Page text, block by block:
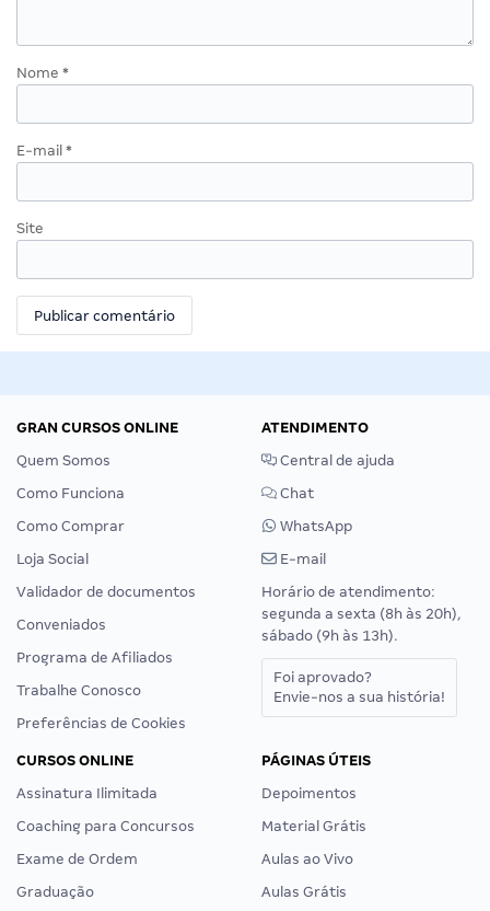
Nome *
E-mail *
Site
GRAN CURSOS ONLINE
Quem Somos
Como Funciona
Como Comprar
Loja Social
Validador de documentos
Conveniados
Programa de Afiliados
Trabalhe Conosco
Preferências de Cookies
ATENDIMENTO
Central de ajuda
Chat
WhatsApp
E-mail
Horário de atendimento:
segunda a sexta (8h às 20h),
sábado (9h às 13h).
Foi aprovado?
Envie-nos a sua história!
CURSOS ONLINE
Assinatura Ilimitada
Coaching para Concursos
Exame de Ordem
Graduação
PÁGINAS ÚTEIS
Depoimentos
Material Grátis
Aulas ao Vivo
Aulas Grátis